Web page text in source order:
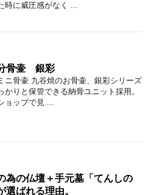
時に威圧感がなく ...
骨壷 銀彩
ニ骨壷 九谷焼のお骨壷、銀彩シリーズ
かりと保管できる納骨ユニット採用。
ョップで見 ...
為の仏壇＋手元墓「てんしの
選ばれる理由。